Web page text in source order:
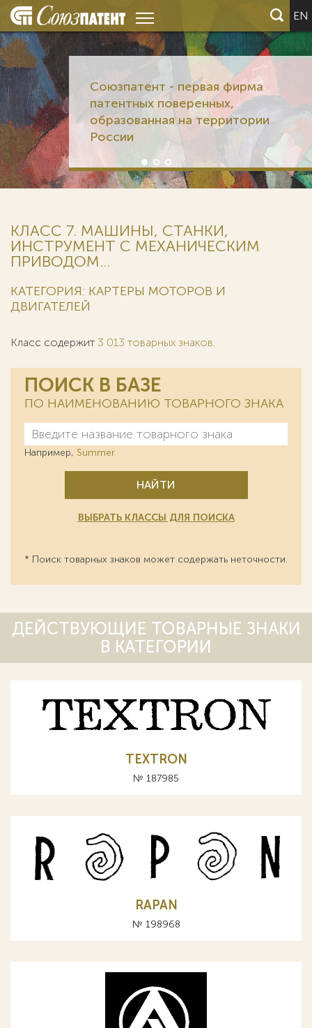
EN
Союзпатент - первая фирма
патентных поверенных,
образованная на территории
России
КЛАСС 7. МАШИНЫ, СТАНКИ,
ИНСТРУМЕНТ С МЕХАНИЧЕСКИМ
ПРИВОДОМ...
КАТЕГОРИЯ: КАРТЕРЫ МОТОРОВ И
ДВИГАТЕЛЕЙ
Класс содержит 3 013 товарных знаков.
ПОИСК В БАЗЕ
ПО НАИМЕНОВАНИЮ ТОВАРНОГО ЗНАКА
Например, Summer
НАЙТИ
ВЫБРАТЬ КЛАССЫ ДЛЯ ПОИСКА
* Поиск товарных знаков может содержать неточности.
ДЕЙСТВУЮЩИЕ ТОВАРНЫЕ ЗНАКИ
В КАТЕГОРИИ
TEXTRON
№ 187985
RAPAN
№ 198968